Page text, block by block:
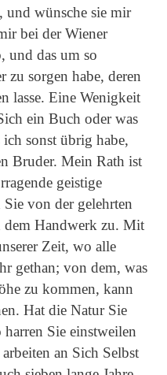
und wünsche sie mir
bei der Wiener
und das um so
sorgen habe, deren
lasse. Eine Wenigkeit
ein Buch oder was
sonst übrig habe,
Bruder. Mein Rath ist
geistige
Sie von der gelehrten
dem Handwerk zu. Mit
Zeit, wo alle
gethan; von dem, was
zu kommen, kann
Hat die Natur Sie
harren Sie einstweilen
an Sich Selbst